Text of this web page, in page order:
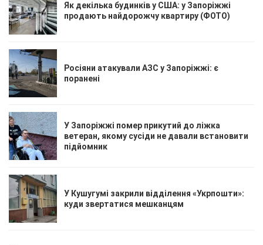
Як декілька будинків у США: у Запоріжжі
продають найдорожчу квартиру (ФОТО)
Росіяни атакували АЗС у Запоріжжі: є
поранені
У Запоріжжі помер прикутий до ліжка
ветеран, якому сусіди не давали встановити
підйомник
У Кушугумі закрили відділення «Укрпошти»:
куди звертатися мешканцям